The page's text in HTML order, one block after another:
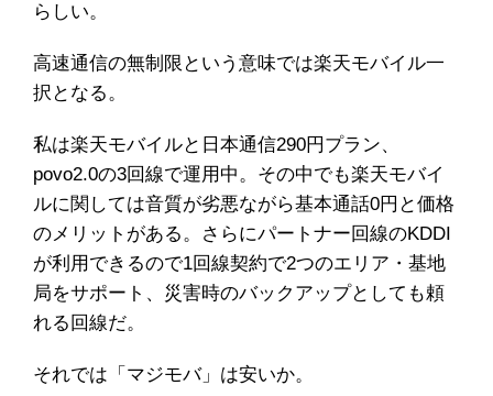
らしい。
高速通信の無制限という意味では楽天モバイル一
択となる。
私は楽天モバイルと日本通信290円プラン、
povo2.0の3回線で運用中。その中でも楽天モバイ
ルに関しては音質が劣悪ながら基本通話0円と価格
のメリットがある。さらにパートナー回線のKDDI
が利用できるので1回線契約で2つのエリア・基地
局をサポート、災害時のバックアップとしても頼
れる回線だ。
それでは「マジモバ」は安いか。